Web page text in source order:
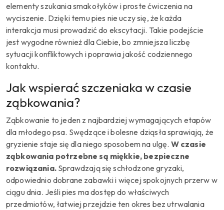
elementy szukania smakołyków i proste ćwiczenia na
wyciszenie. Dzięki temu pies nie uczy się, że każda
interakcja musi prowadzić do ekscytacji. Takie podejście
jest wygodne również dla Ciebie, bo zmniejsza liczbę
sytuacji konfliktowych i poprawia jakość codziennego
kontaktu.
Jak wspierać szczeniaka w czasie
ząbkowania?
Ząbkowanie to jeden z najbardziej wymagających etapów
dla młodego psa. Swędzące i bolesne dziąsła sprawiają, że
gryzienie staje się dla niego sposobem na ulgę. W czasie
ząbkowania potrzebne są miękkie, bezpieczne
rozwiązania.Sprawdzają się schłodzone gryzaki,
odpowiednio dobrane zabawki i więcej spokojnych przerw w
ciągu dnia. Jeśli pies ma dostęp do właściwych
przedmiotów, łatwiej przejdzie ten okres bez utrwalania